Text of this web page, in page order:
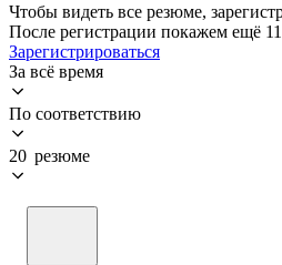
Чтобы видеть все резюме,
После регистрации покажем ещё
Зарегистрироваться
За всё время
По соответствию
20 резюме